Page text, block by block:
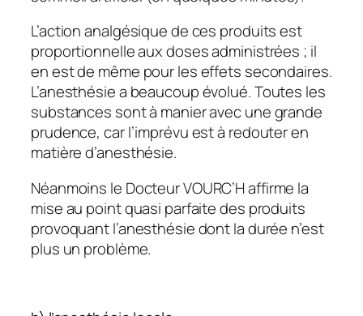
L’action analgésique de ces produits est
proportionnelle aux doses administrées ; il
en est de même pour les effets secondaires.
L’anesthésie a beaucoup évolué. Toutes les
substances sont à manier avec une grande
prudence, car l’imprévu est à redouter en
matière d’anesthésie.
Néanmoins le Docteur VOURC’H affirme la
mise au point quasi parfaite des produits
provoquant l’anesthésie dont la durée n’est
plus un problème.